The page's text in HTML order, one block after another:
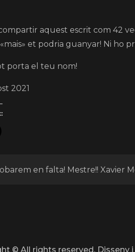
aquest escrit com 42
et podria guanyar! Ni ho
porta el teu nom!
2021
en falta! Mestre!! Xavier
© All rights reserved.